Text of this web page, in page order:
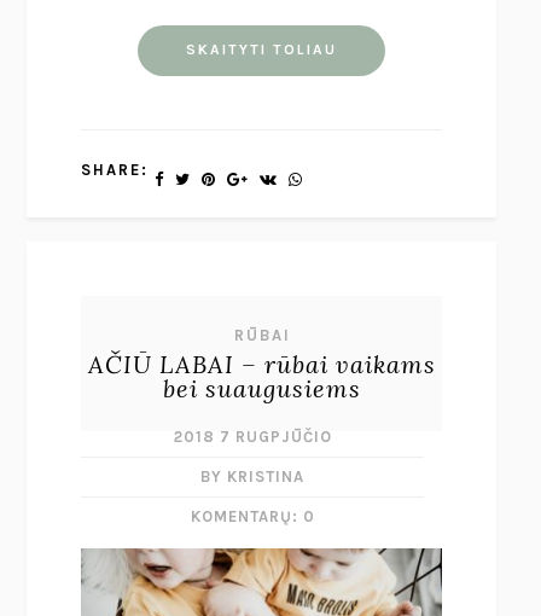
SKAITYTI TOLIAU
SHARE:
RŪBAI
AČIŪ LABAI – rūbai vaikams
bei suaugusiems
2018 7 RUGPJŪČIO
BY KRISTINA
KOMENTARŲ: 0